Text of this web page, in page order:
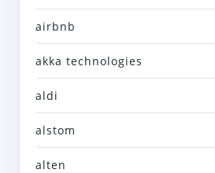
airbnb
akka technologies
aldi
alstom
alten